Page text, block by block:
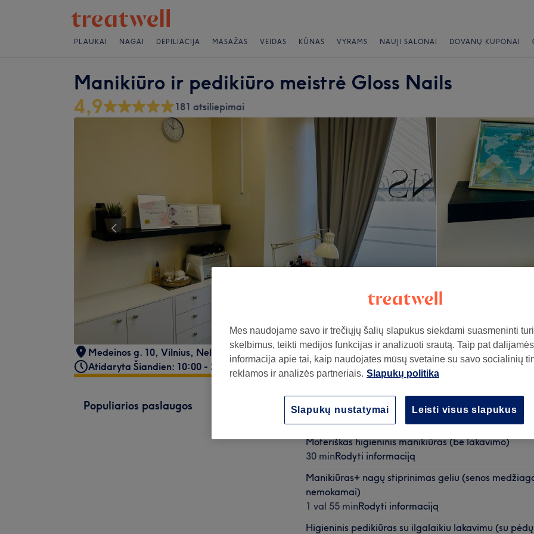
PLAUKAI NAGAI DEPILIACIJA MASAŽAS VEIDAS KŪNAS VYRAMS NAUJI SALONAI DOVANŲ KUPONAI
Manikiūro ir pedikiūro meistrė Gloss Nails
4,9 181 atsiliepimai
Medeinos g. 10, Vilnius, Neli style Grožio studija, 06112
Atidaryta Šiandien: 10:00 - 20:00
Populiarios paslaugos
Express pedikiūras su ilgalaikiu lakavimu (be pėdų
Moteriškas higieninis manikiūras (be lakavimo)
30 minRodyti informaciją
Manikiūras+ nagų stiprinimas geliu (senos
nemokamai)
1 val 55 minRodyti informaciją
Higieninis pedikiūras su ilgalaikiu lakavimu (su
Mes naudojame savo ir trečiųjų šalių slapukus siekdami suasmeninti
skelbimus, teikti medijos funkcijas ir analizuoti srautą. Taip pat dalijamės
informacija apie tai, kaip naudojatės mūsų svetaine su savo socialinių
reklamos ir analizės partneriais. Slapukų politika
Leisti visus slapukus
Slapukų nustatymai